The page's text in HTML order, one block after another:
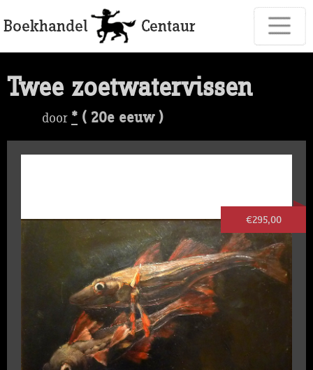
Twee zoetwatervissen
door * ( 20e eeuw )
€295,00